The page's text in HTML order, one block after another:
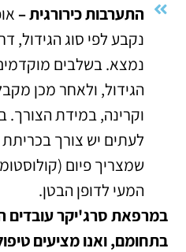
התערבות כירורגית –
נקבע לפי סוג הגידול,
נמצא. בשלבים
הגידול, ולאחר מכן
וקרינה, במידת הצורך.
לעתים יש צורך
שמצריך פיום
המעי לדופן הבטן.
במרפאת סרג'יקר עובדים
בתחומם, ואנו מציעים